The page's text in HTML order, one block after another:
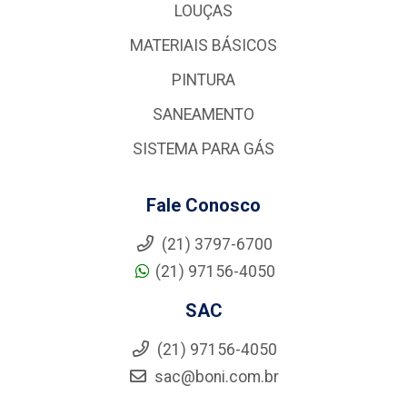
LOUÇAS
MATERIAIS BÁSICOS
PINTURA
SANEAMENTO
SISTEMA PARA GÁS
Fale Conosco
(21) 3797-6700
(21) 97156-4050
SAC
(21) 97156-4050
sac@boni.com.br